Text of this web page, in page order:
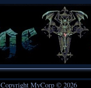
Copyright MyCorp © 2026